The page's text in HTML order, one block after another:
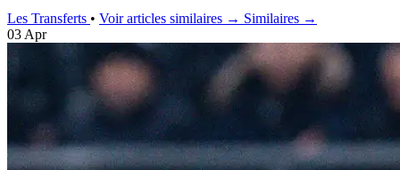
Les Transferts • Voir articles similaires → Similaires →
03 Apr